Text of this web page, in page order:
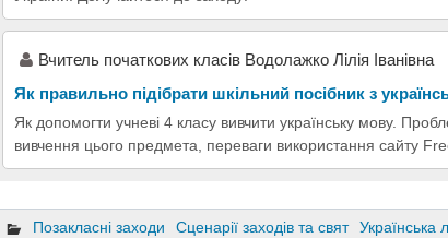
Вчитель початкових класів Водолажко Лілія Іванівна
Як правильно підібрати шкільний посібник з
Як допомогти учневі 4 класу вивчити українську мову.
вивчення цього предмета, переваги використання сайту
Позакласні заходи Сценарії заходів та свят Українська